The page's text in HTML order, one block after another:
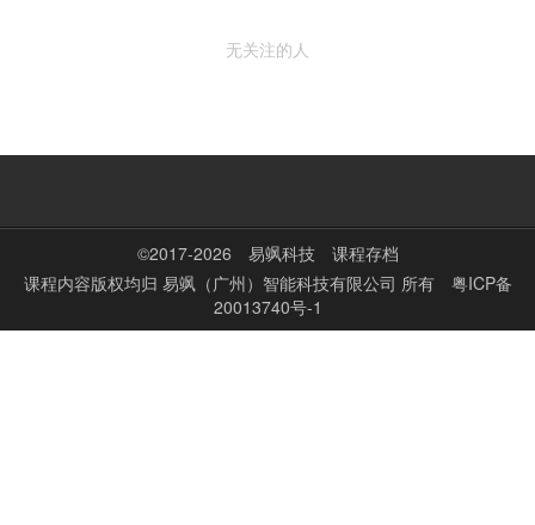
无关注的人
©2017-2026 易飒科技
课程存档
课程内容版权均归 易飒（广州）智能科技有限公司 所有
粤ICP备
20013740号-1